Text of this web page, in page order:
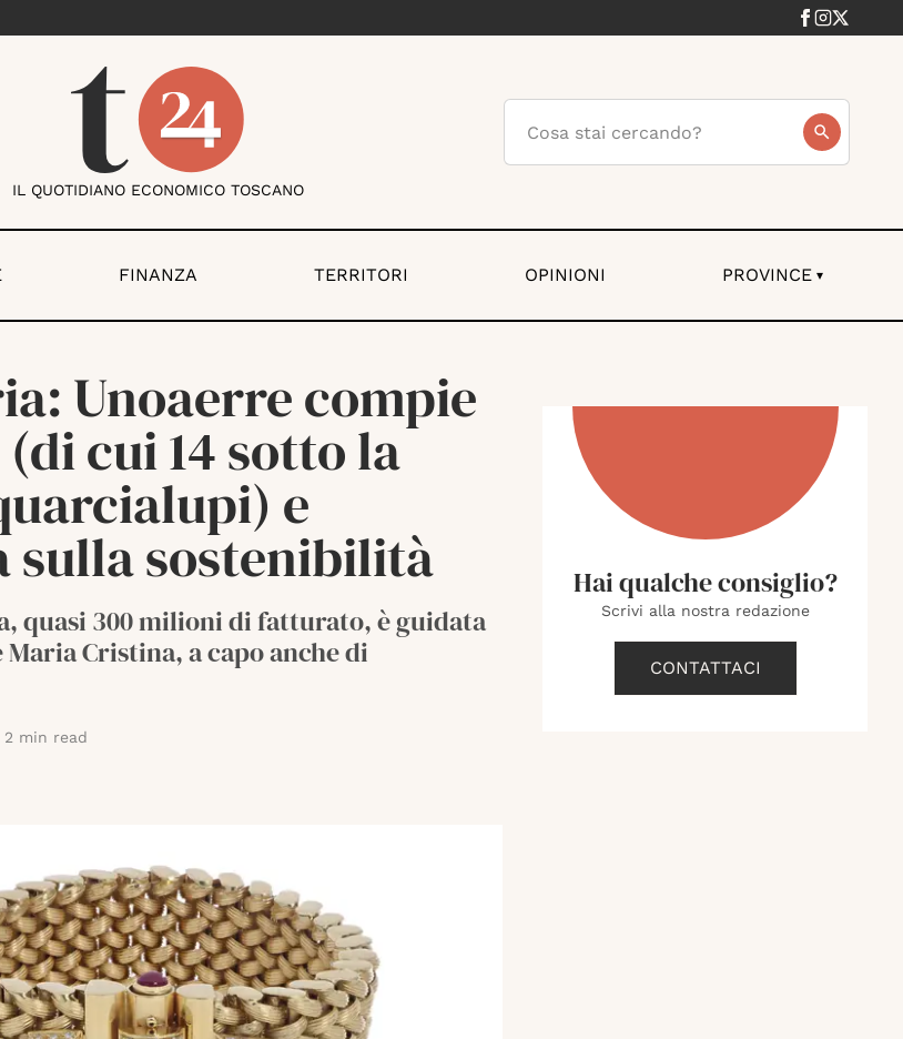
IL QUOTIDIANO ECONOMICO TOSCANO
FINANZA TERRITORI OPINIONI PROVINCE ▾
Unoaerre compie
(di cui 14 sotto la
e
sulla sostenibilità
quasi 300 milioni di fatturato, è guidata
Cristina, a capo anche di
2 min read
Hai qualche consiglio?
Scrivi alla nostra redazione
CONTATTACI